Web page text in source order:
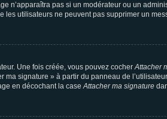
n’apparaîtra pas si un modérateur ou un
utilisateurs ne peuvent pas supprimer un
Une fois créée, vous pouvez cocherAttacher
ma signature » à partir du panneau de
en décochant la caseAttacher ma signature